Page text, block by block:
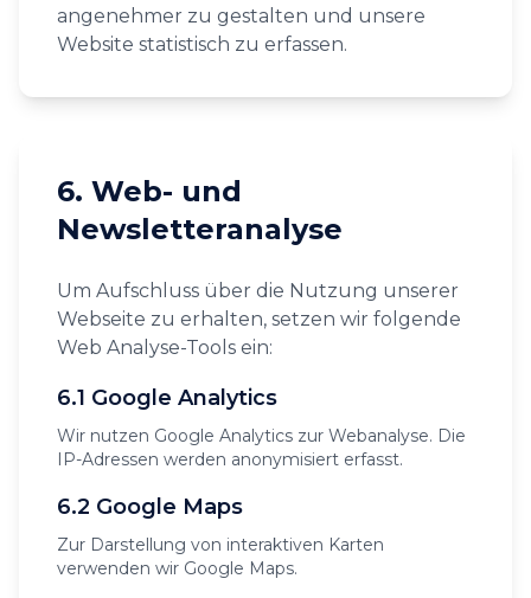
angenehmer zu gestalten und unsere
Website statistisch zu erfassen.
6. Web- und
Newsletteranalyse
Um Aufschluss über die Nutzung unserer
Webseite zu erhalten, setzen wir folgende
Web Analyse-Tools ein:
6.1 Google Analytics
Wir nutzen Google Analytics zur Webanalyse. Die
IP-Adressen werden anonymisiert erfasst.
6.2 Google Maps
Zur Darstellung von interaktiven Karten
verwenden wir Google Maps.